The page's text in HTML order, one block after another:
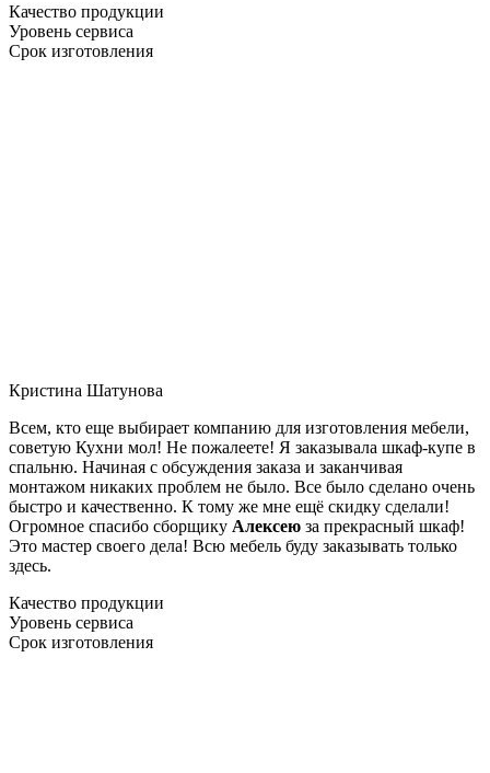
Качество продукции
Уровень сервиса
Срок изготовления
Кристина Шатунова
Всем, кто еще выбирает компанию для изготовления мебели,
советую Кухни мол! Не пожалеете! Я заказывала шкаф-купе в
спальню. Начиная с обсуждения заказа и заканчивая
монтажом никаких проблем не было. Все было сделано очень
быстро и качественно. К тому же мне ещё скидку сделали!
Огромное спасибо сборщику Алексею за прекрасный шкаф!
Это мастер своего дела! Всю мебель буду заказывать только
здесь.
Качество продукции
Уровень сервиса
Срок изготовления